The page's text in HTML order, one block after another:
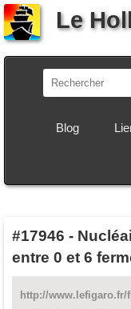
Le
Blog
#17946 -
entre 0 et 6
http://www.lefigaro.fr/